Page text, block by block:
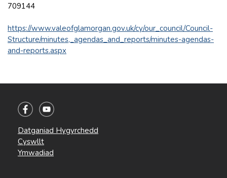
709144
https://www.valeofglamorgan.gov.uk/cy/our_council/Council-
Structure/minutes,_agendas_and_reports/minutes-agendas-
and-reports.aspx
Datganiad Hygyrchedd
Cyswllt
Ymwadiad